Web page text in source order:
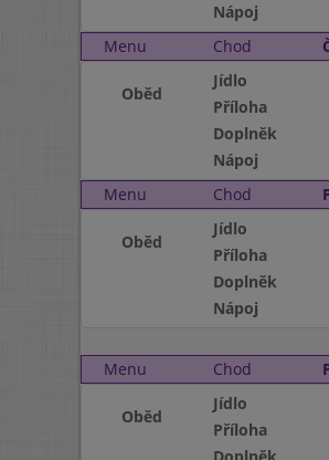
Nápoj
Menu
Chod
Oběd
Jídlo
Příloha
Doplněk
Nápoj
Menu
Chod
Oběd
Jídlo
Příloha
Doplněk
Nápoj
Menu
Chod
Oběd
Jídlo
Příloha